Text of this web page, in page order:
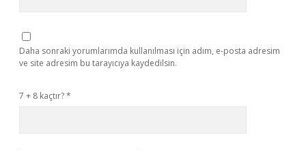
Daha sonraki yorumlarımda kullanılması için adım, e-posta adresim
ve site adresim bu tarayıcıya kaydedilsin.
7 + 8 kaçtır?*